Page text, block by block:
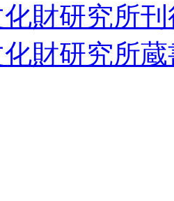
財研究所
財研究所